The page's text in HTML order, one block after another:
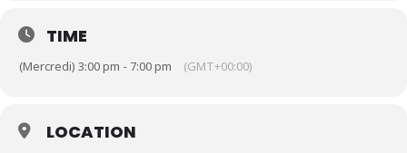
TIME
(Mercredi) 3:00 pm - 7:00 pm (GMT+00:00)
LOCATION